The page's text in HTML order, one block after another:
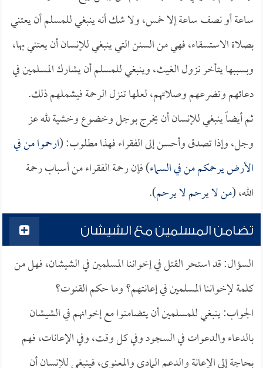
ساعة أو نصف ساعة إلا خمس، ولا شك أنه ينبغي للمسلم أن يعتني
بصلاة الاستسقاء، فهي من السنن التي ينبغي للإنسان أن يعتني بها،
وبسببها يتأخر نزول الغيث، وينبغي للمسلم أن يشارك المسلمين في
دعائهم وتضرعهم وصلاتهم، لعلها تنزل الرحمة فيشملهم ذلك.
ثم أيضاً ينبغي للإنسان أن يخرج بوجل وخضوع وخشية لله عز
وجل، وإذا تصدق وأحسن إلى الفقراء فهذا مطلوب: (ارحموا من في
الأرض يرحمكم من في السماء) فإن رحمة الفقراء من أسباب رحمة
الله، (من لا يرحم لا يرحم).
تضامن المسلمين مع الشيشان
السؤال: قد استحر القتل في إخواننا المسلمين في الشيشان، فهل من
كلمة لإخواننا المسلمين في إعانتهم؟ وما حكم القنوت؟
الجواب: ينبغي للمسلمين أن يتضامنوا مع إخوانهم في الشيشان
بالدعاء والدعوات في السجود وفي كل وقت، وفي الإعانات، فهم